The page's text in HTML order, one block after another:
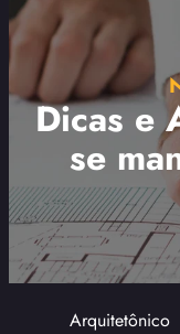
Dicas e
se
Arquitetônico